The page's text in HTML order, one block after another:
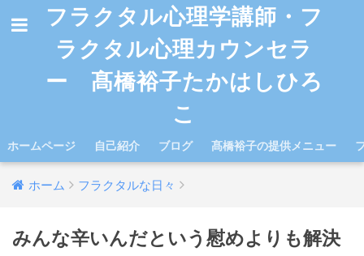
フラクタル心理学講師・フ
ラクタル心理カウンセラ
ー 髙橋裕子たかはしひろ
こ
ホームページ 自己紹介 ブログ 髙橋裕子の提供メニュー
ホーム フラクタルな日々
みんな辛いんだという慰めよりも解決